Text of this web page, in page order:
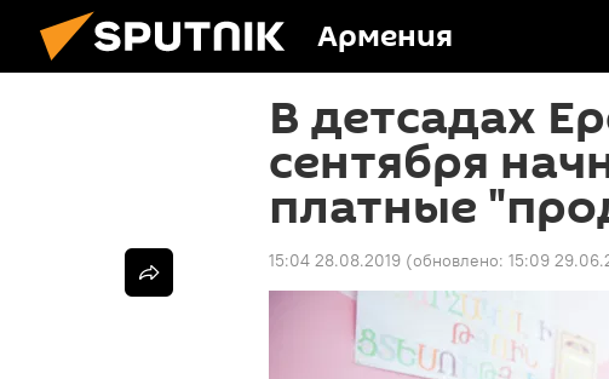
Армения
В детсадах
сентября
платные
15:04 28.08.2019 (обновлено: 15:09